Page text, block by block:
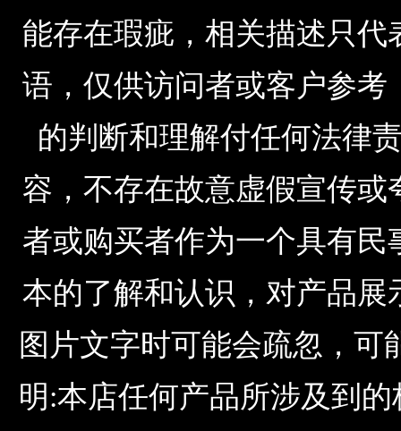
能存在瑕疵，相关描述只
语，仅供访问者或客户参
的判断和理解付任何法律
容，不存在故意虚假宣传
者或购买者作为一个具有
本的了解和认识，对产品
图片文字时可能会疏忽，
明:本店任何产品所涉及到